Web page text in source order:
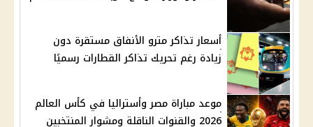
أسعار تذاكر مترو الأنفاق مستقرة دون
زيادة رغم تحريك تذاكر القطارات رسميًا
موعد مباراة مصر وأستراليا في كأس العالم
2026 والقنوات الناقلة ومشوار المنتخبين